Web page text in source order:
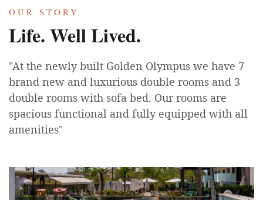
OUR STORY
Life. Well Lived.
"At the newly built Golden Olympus we have 7
brand new and luxurious double rooms and 3
double rooms with sofa bed. Our rooms are
spacious functional and fully equipped with all
amenities"